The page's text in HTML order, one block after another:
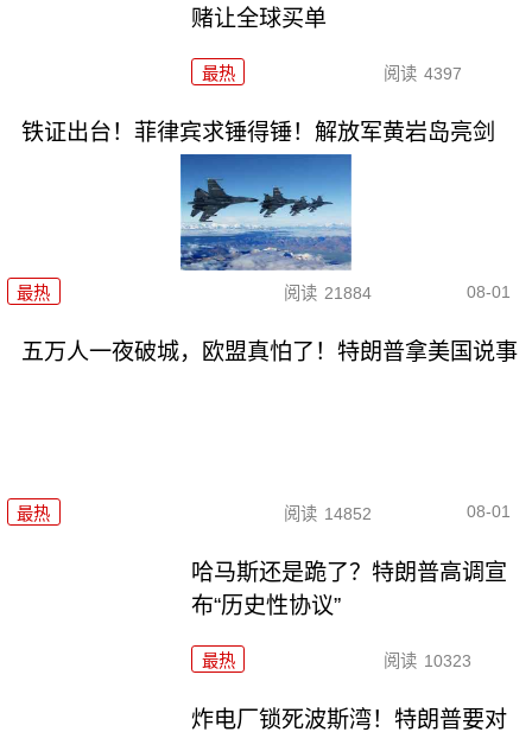
赌让全球买单
最热 阅读 4397
铁证出台！菲律宾求锤得锤！解放军黄岩岛亮剑
最热 阅读 21884 08-01
五万人一夜破城，欧盟真怕了！特朗普拿美国说事
最热 阅读 14852 08-01
哈马斯还是跪了？特朗普高调宣
布“历史性协议”
最热 阅读 10323
炸电厂锁死波斯湾！特朗普要对